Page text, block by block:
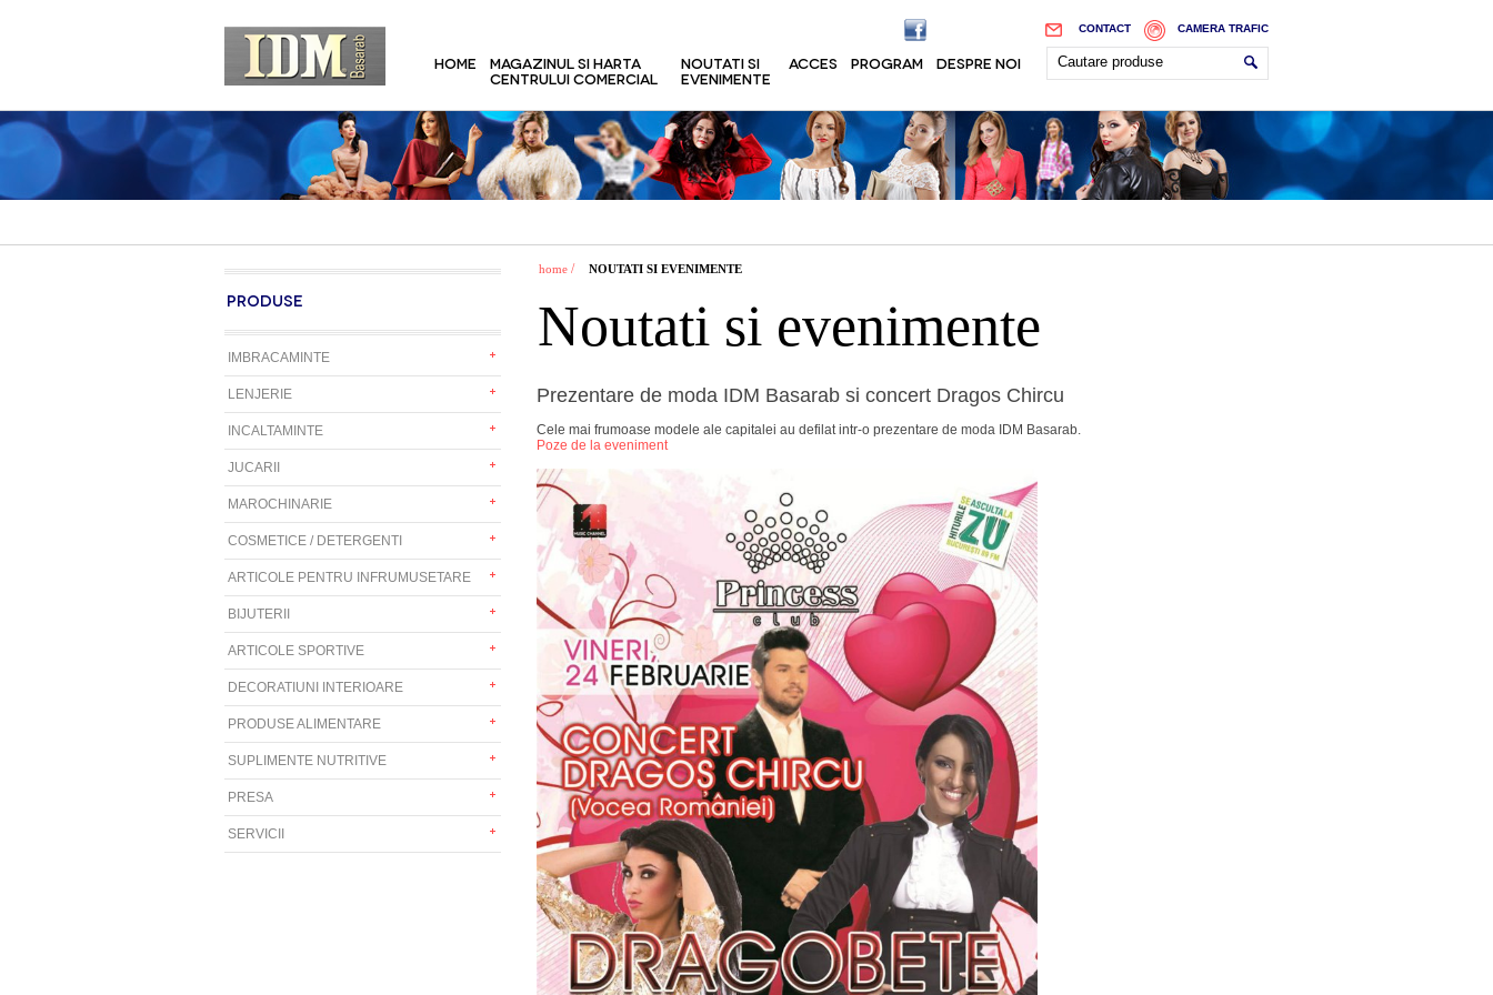
CAMERA TRAFIC
CONTACT
HOME
MAGAZINUL SI HARTA
CENTRULUI COMERCIAL
NOUTATI SI
EVENIMENTE
ACCES PROGRAM DESPRE NOI
PRODUSE
IMBRACAMINTE
LENJERIE
INCALTAMINTE
JUCARII
MAROCHINARIE
COSMETICE / DETERGENTI
ARTICOLE PENTRU INFRUMUSETARE
BIJUTERII
ARTICOLE SPORTIVE
DECORATIUNI INTERIOARE
PRODUSE ALIMENTARE
SUPLIMENTE NUTRITIVE
PRESA
SERVICII
home / NOUTATI SI EVENIMENTE
Noutati si evenimente
Prezentare de moda IDM Basarab si concert Dragos Chircu
Cele mai frumoase modele ale capitalei au defilat intr-o prezentare de moda IDM Basarab.
Poze de la eveniment